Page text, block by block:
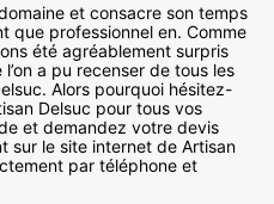
et consacre son temps
que professionnel en. Comme
été agréablement surpris
a pu recenser de tous les
Alors pourquoi hésitez-
Delsuc pour tous vos
et demandez votre devis
sur le site internet de Artisan
par téléphone et